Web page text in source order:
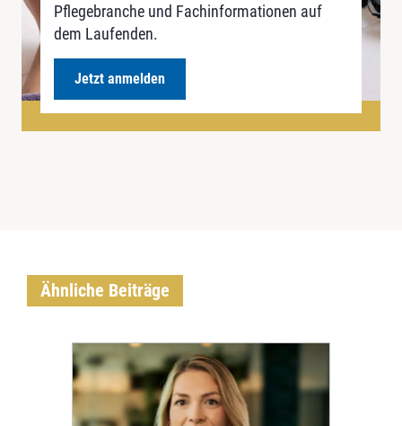
Pflegebranche und Fachinformationen auf
dem Laufenden.
Jetzt anmelden
Ähnliche Beiträge